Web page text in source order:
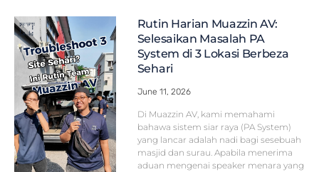
Rutin Harian Muazzin AV:
Selesaikan Masalah PA
System di 3 Lokasi Berbeza
Sehari
June 11, 2026
Di Muazzin AV, kami memahami
bahawa sistem siar raya (PA System)
yang lancar adalah nadi bagi sesebuah
masjid dan surau. Apabila menerima
aduan mengenai speaker menara yang